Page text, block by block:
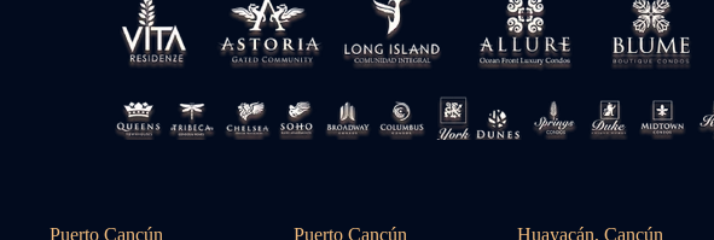
Puerto Cancún Puerto Cancún Huayacán, Cancún